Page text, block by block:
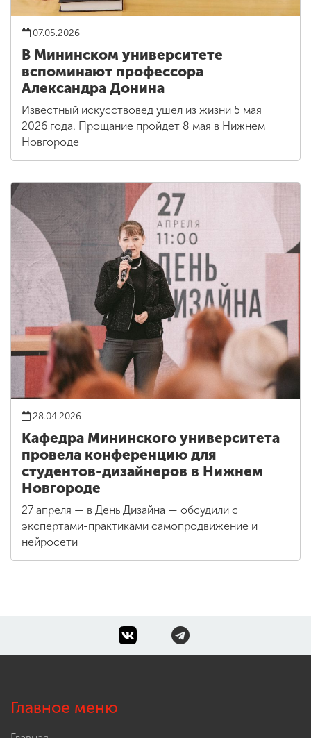
07.05.2026
В Мининском университете
вспоминают профессора
Александра Донина
Известный искусствовед ушел из жизни 5 мая
2026 года. Прощание пройдет 8 мая в Нижнем
Новгороде
28.04.2026
Кафедра Мининского университета
провела конференцию для
студентов-дизайнеров в Нижнем
Новгороде
27 апреля — в День Дизайна — обсудили с
экспертами-практиками самопродвижение и
нейросети
Главное меню